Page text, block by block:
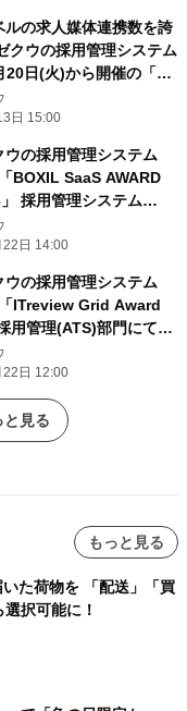
ルの求人媒体連携数を誇
クウの採用管理システム
20日(火)から開催の「DX
初出展！
日 15:00
ウの採用管理システム
BOXIL SaaS AWARD
採用管理システム
Good Service」「カ
」に選出
日 14:00
ウの採用管理システム
「ITreview Grid Award
用管理(ATS)部門にて
Leader」、5期連続で
」を受賞
日 12:00
見る
もっと見る
た荷物を 「配送」「買
択可能に！